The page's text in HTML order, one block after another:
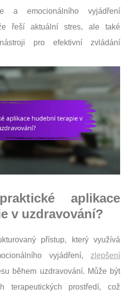
a emocionálního vyjádření
řeší aktuální stres, ale také
pro efektivní zvládání
aplikace
v uzdravování?
přístup, který využívá
vyjádření, zlepšení
během uzdravování. Může být
terapeutických prostředí, což